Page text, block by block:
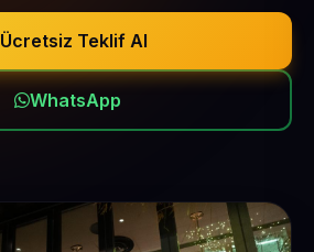
Ücretsiz Teklif Al
WhatsApp